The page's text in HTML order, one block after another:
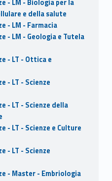
- LM - Biologia per la
e della salute
- LM - Farmacia
- LM - Geologia e Tutela
- LT - Ottica e
- LT - Scienze
- LT - Scienze della
- LT - Scienze e Culture
- LT - Scienze
- Master - Embriologia